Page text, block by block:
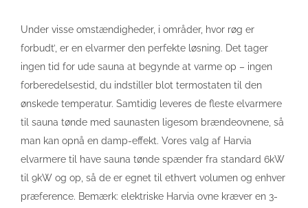
Under visse omstændigheder, i områder, hvor røg er
forbudt’, er en elvarmer den perfekte løsning. Det tager
ingen tid for ude sauna at begynde at varme op – ingen
forberedelsestid, du indstiller blot termostaten til den
ønskede temperatur. Samtidig leveres de fleste elvarmere
til sauna tønde med saunasten ligesom brændeovnene, så
man kan opnå en damp-effekt. Vores valg af Harvia
elvarmere til have sauna tønde spænder fra standard 6kW
til 9kW og op, så de er egnet til ethvert volumen og enhver
præference. Bemærk: elektriske Harvia ovne kræver en 3-